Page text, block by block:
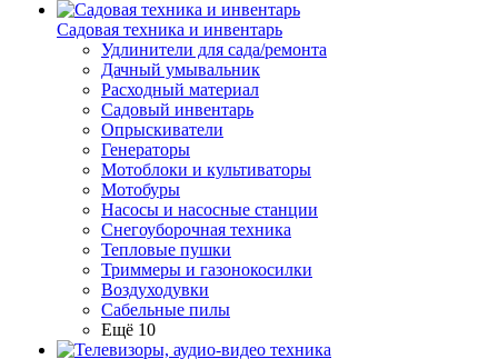
Садовая техника и инвентарь
Удлинители для сада/ремонта
Дачный умывальник
Расходный материал
Садовый инвентарь
Опрыскиватели
Генераторы
Мотоблоки и культиваторы
Мотобуры
Насосы и насосные станции
Снегоуборочная техника
Тепловые пушки
Триммеры и газонокосилки
Воздуходувки
Сабельные пилы
Ещё 10